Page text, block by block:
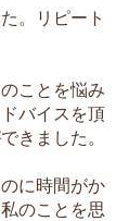
。リピート
ことを悩み
バイスを頂
きました。
に時間がか
のことを思